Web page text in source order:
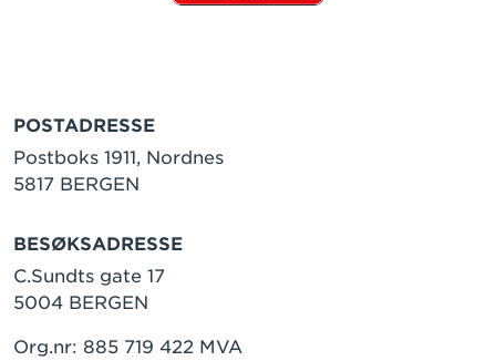
POSTADRESSE
Postboks 1911, Nordnes
5817 BERGEN
BESØKSADRESSE
C.Sundts gate 17
5004 BERGEN
Org.nr: 885 719 422 MVA